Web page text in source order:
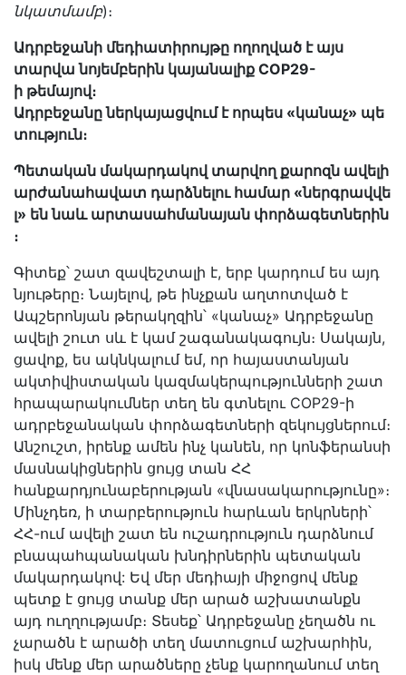
նկատմամբ)։
Ադրբեջանի մեդիատիրույթը ողողված է այս
տարվա նոյեմբերին կայանալիք COP29-
ի թեմայով։
Ադրբեջանը ներկայացվում է որպես «կանաչ» պե
տություն։
Պետական մակարդակով տարվող քարոզն ավելի
արժանահավատ դարձնելու համար «ներգրավվե
լ» են նաև արտասահմանայան փորձագետներին
։
Գիտեք՝ շատ զավեշտալի է, երբ կարդում ես այդ
նյութերը։ Նայելով, թե ինչքան աղտոտված է
Ապշերոնյան թերակղզին՝ «կանաչ» Ադրբեջանը
ավելի շուտ սև է կամ շագանակագույն։ Սակայն,
ցավոք, ես ակնկալում եմ, որ հայաստանյան
ակտիվիստական կազմակերպությունների շատ
հրապարակումներ տեղ են գտնելու COP29-ի
ադրբեջանական փորձագետների զեկույցներում։
Անշուշտ, իրենք ամեն ինչ կանեն, որ կոնֆերանսի
մասնակիցներին ցույց տան ՀՀ
հանքարդյունաբերության «վնասակարությունը»։
Մինչդեռ, ի տարբերություն հարևան երկրների՝
ՀՀ-ում ավելի շատ են ուշադրություն դարձնում
բնապահպանական խնդիրներին պետական
մակարդակով: Եվ մեր մեդիայի միջոցով մենք
պետք է ցույց տանք մեր արած աշխատանքն
այդ ուղղությամբ։ Տեսեք՝ Ադրբեջանը չեղածն ու
չարածն է արածի տեղ մատուցում աշխարհին,
իսկ մենք մեր արածները չենք կարողանում տեղ